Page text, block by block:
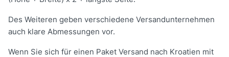
Des Weiteren geben verschiedene Versandunternehmen
auch klare Abmessungen vor.
Wenn Sie sich für einen Paket Versand nach Kroatien mit